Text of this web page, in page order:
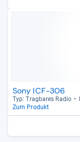
Sony ICF-306
Typ: Trag­ba­res Radio
Zum Produkt